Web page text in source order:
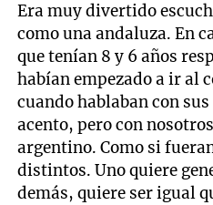
Era muy divertido
como una andaluza. En
que tenían 8 y 6 años
habían empezado a ir al
cuando hablaban con
acento, pero con
argentino. Como si
distintos. Uno quiere
demás, quiere ser igual